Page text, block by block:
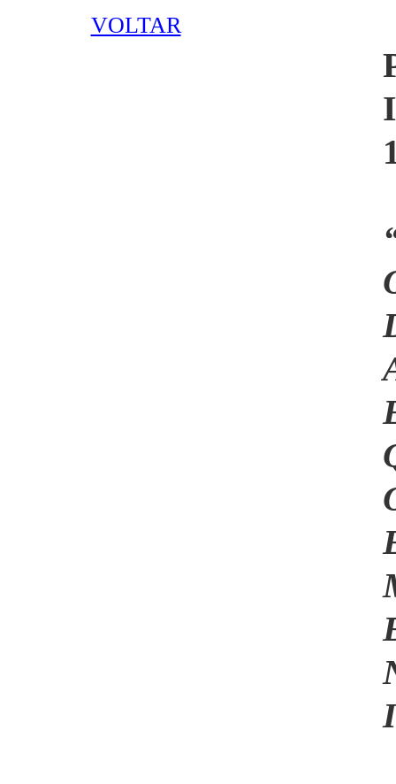
VOLTAR